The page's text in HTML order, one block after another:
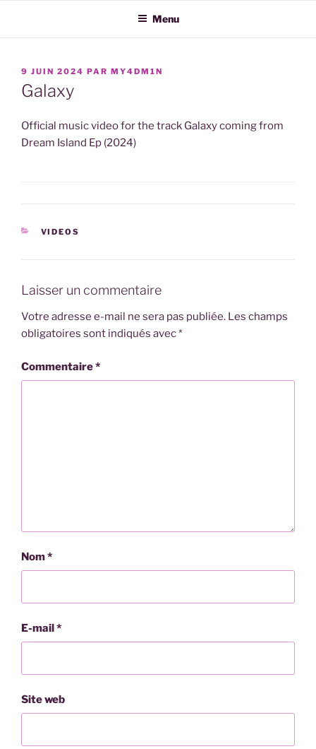
contenu
Menu
PUBLIÉ
LE
9 JUIN 2024 PAR MY4DM1N
Galaxy
Official music video for the track Galaxy coming from
Dream Island Ep (2024)
CATÉGORIES
VIDEOS
Laisser un commentaire
Votre adresse e-mail ne sera pas publiée. Les champs
obligatoires sont indiqués avec*
Commentaire*
Nom*
E-mail*
Site web